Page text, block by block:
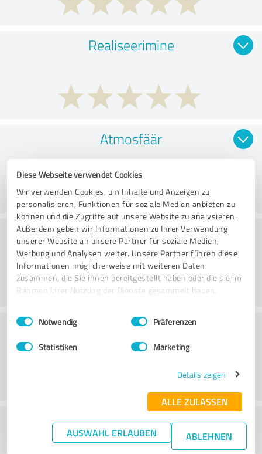
Diese Webseite verwendet Cookies
Wir verwenden Cookies, um Inhalte und Anzeigen zu
personalisieren, Funktionen für soziale Medien anbieten zu
können und die Zugriffe auf unsere Website zu analysieren.
Außerdem geben wir Informationen zu Ihrer Verwendung
unserer Website an unsere Partner für soziale Medien,
Werbung und Analysen weiter. Unsere Partner führen diese
Informationen möglicherweise mit weiteren Daten
zusammen, die Sie ihnen bereitgestellt haben oder die sie im
Rahmen Ihrer Nutzung der Dienste gesammelt haben.
Impressum Datenschutzbestimmungen
Einwilligungsauswahl
Notwendig Präferenzen
Statistiken Marketing
Details zeigen
ALLE ZULASSEN
AUSWAHL ERLAUBEN ABLEHNEN
Realiseerimine
Atmosfäär
Kvaliteet
Klienditeenindus
What do you think of the price to
performance ratio?